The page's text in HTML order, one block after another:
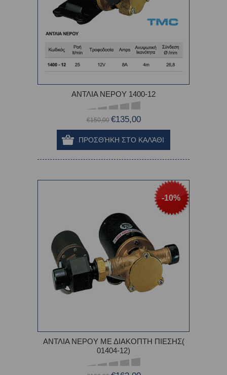
ΑΝΤΛΙΑ ΝΕΡΟΥ 1400-12
€150,00 €135,00
-10%
ΑΝΤΛΙΑ ΝΕΡΟΥ ΜΕ ΔΙΑΚΟΠΤΗ ΠΙΕΣΗΣ(
01404-12)